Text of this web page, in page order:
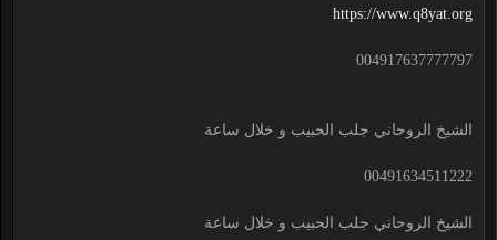
https://www.q8yat.org
004917637777797
الشيخ الروحاني جلب الحبيب و خلال ساعة
00491634511222
الشيخ الروحاني جلب الحبيب و خلال ساعة